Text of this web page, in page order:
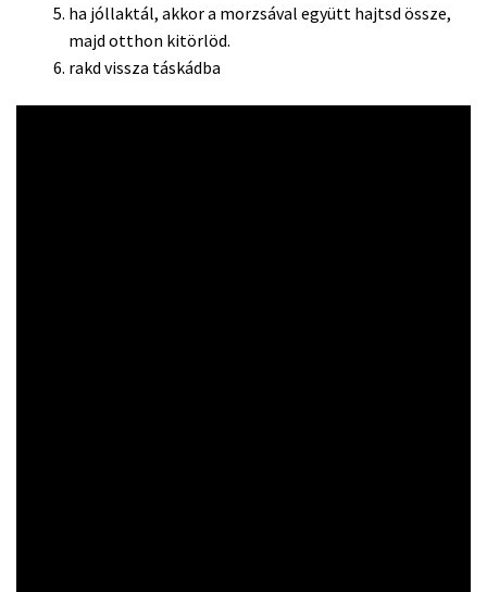
ha jóllaktál, akkor a morzsával együtt hajtsd össze,
majd otthon kitörlöd.
rakd vissza táskádba